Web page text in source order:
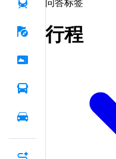
问答标签
行程